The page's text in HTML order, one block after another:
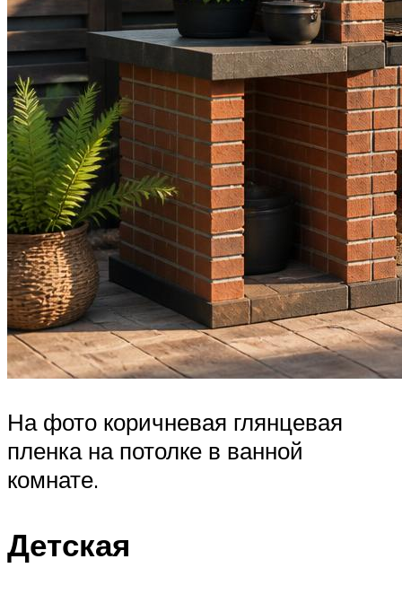
На фото коричневая глянцевая
пленка на потолке в ванной
комнате.
Детская